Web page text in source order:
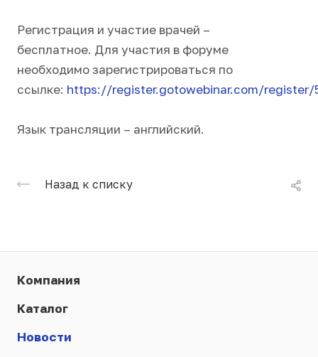
Регистрация и участие врачей –
бесплатное. Для участия в форуме
необходимо зарегистрироваться по
ссылке: https://register.gotowebinar.com/register/
Язык трансляции – английский.
Назад к списку
Компания
Каталог
Новости